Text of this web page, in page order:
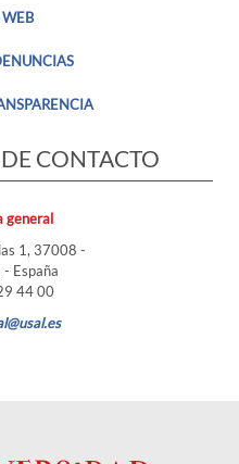
CONTACTO
general
1, 37008 -
- España
44 00